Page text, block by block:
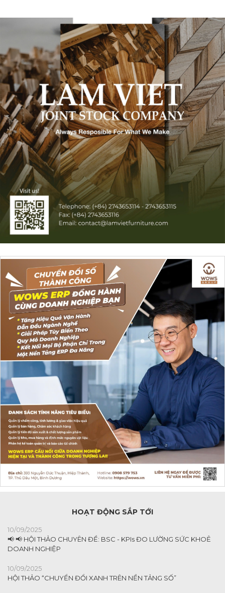
HOẠT ĐỘNG SẮP TỚI
10/09/2025
📢 📢 HỘI THẢO CHUYÊN ĐỀ: BSC - KPIs ĐO LƯỜNG SỨC KHOẺ
DOANH NGHIỆP
10/09/2025
HỘI THẢO “CHUYỂN ĐỔI XANH TRÊN NỀN TẢNG SỐ”